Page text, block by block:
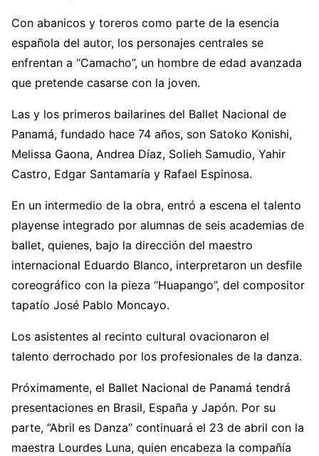
Con abanicos y toreros como parte de la esencia
española del autor, los personajes centrales se
enfrentan a “Camacho”, un hombre de edad avanzada
que pretende casarse con la joven.
Las y los primeros bailarines del Ballet Nacional de
Panamá, fundado hace 74 años, son Satoko Konishi,
Melissa Gaona, Andrea Díaz, Solieh Samudio, Yahir
Castro, Edgar Santamaría y Rafael Espinosa.
En un intermedio de la obra, entró a escena el talento
playense integrado por alumnas de seis academias de
ballet, quienes, bajo la dirección del maestro
internacional Eduardo Blanco, interpretaron un desfile
coreográfico con la pieza “Huapango”, del compositor
tapatío José Pablo Moncayo.
Los asistentes al recinto cultural ovacionaron el
talento derrochado por los profesionales de la danza.
Próximamente, el Ballet Nacional de Panamá tendrá
presentaciones en Brasil, España y Japón. Por su
parte, “Abril es Danza” continuará el 23 de abril con la
maestra Lourdes Luna, quien encabeza la compañía